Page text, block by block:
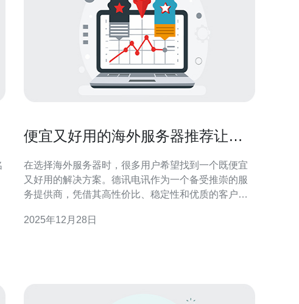
便宜又好用的海外服务器推荐让你
在选择海外服务器时，很多用户希望找到一个既便宜
又好用的解决方案。德讯电讯作为一个备受推崇的服
务提供商，凭借其高性价比、稳定性和优质的客户服
的优势以及如何选择合适的海外服务器，让你在网络
2025年12月28日